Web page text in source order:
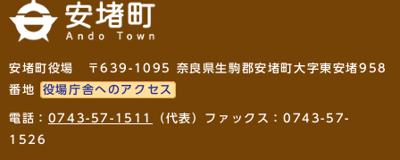
安堵町役場 〒639-1095 奈良県生駒郡安堵町大字東安堵958
番地
役場庁舎へのアクセス
電話： 0743-57-1511
（代表）ファックス：0743-57-
1526